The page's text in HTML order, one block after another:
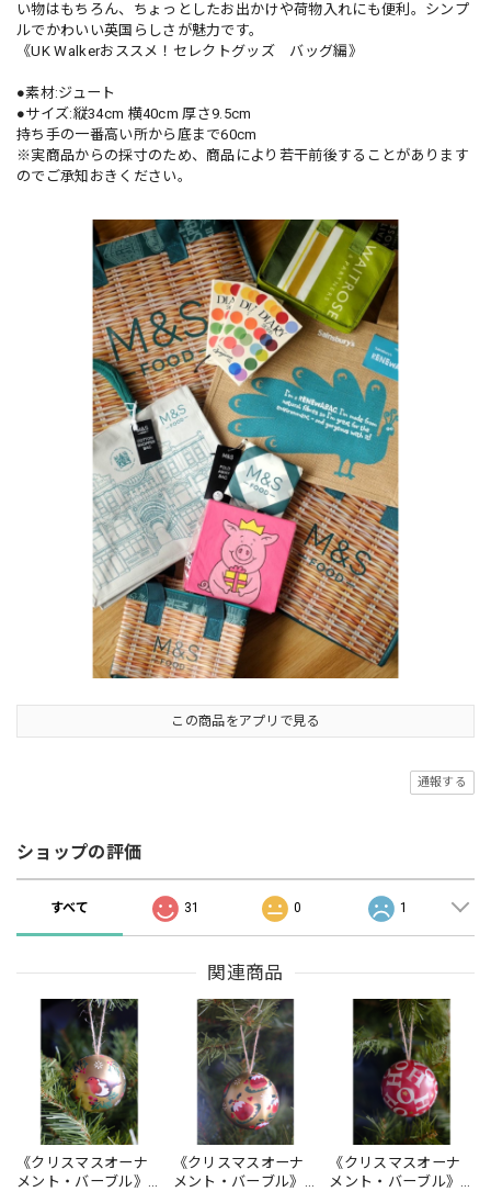
い物はもちろん、ちょっとしたお出かけや荷物入れにも便利。シンプ
ルでかわいい英国らしさが魅力です。
《UK Walkerおススメ！セレクトグッズ バッグ編》
●素材:ジュート
●サイズ:縦34cm 横40cm 厚さ9.5cm
持ち手の一番高い所から底まで60cm
※実商品からの採寸のため、商品により若干前後することがあります
のでご承知おきください。
この商品をアプリで見る
通報する
ショップの評価
すべて 31 0 1
関連商品
《クリスマスオーナ
メント・バーブル》
《クリスマスオーナ
メント・バーブル》
《クリスマスオーナ
メント・バーブル》